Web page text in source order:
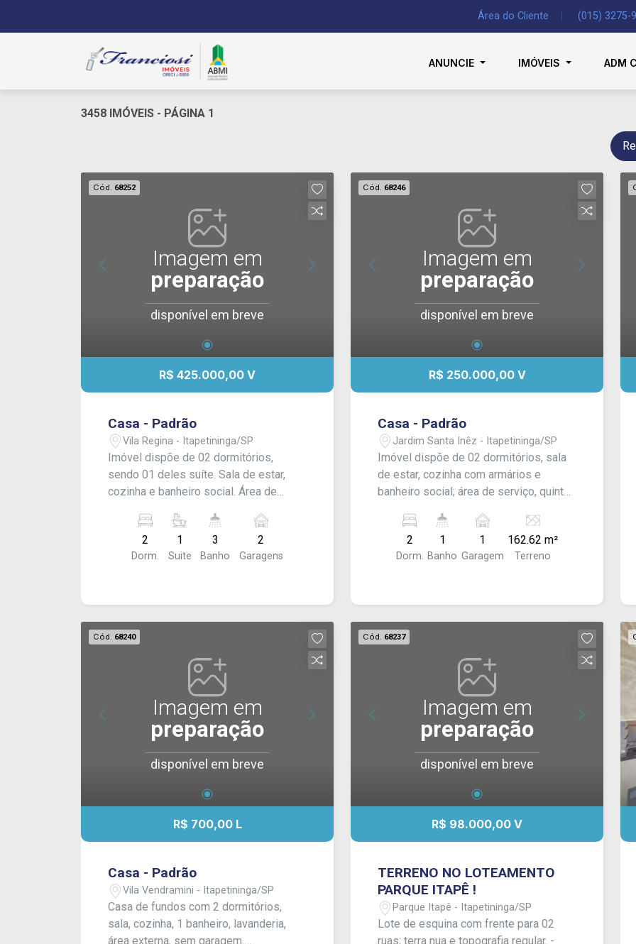
Área do Cliente (015) 3275-
ANUNCIE IMÓVEIS ADM
3458 IMÓVEIS - PÁGINA 1
Cód. 68252
Imagem em
preparação
disponível em breve
R$ 425.000,00 V
Casa - Padrão
Vila Regina - Itapetininga/SP
Imóvel dispõe de 02 dormitórios,
sendo 01 deles suíte. Sala de estar,
cozinha e banheiro social. Área de
garagem para 02 carros. Acabamento:
Laje e piso frio. - Aceita financiamento.
CONSULTE-NOS !
2
Dorm.
1
Suite
3
Banho
2
Garagens
Cód. 68246
Imagem em
preparação
disponível em breve
R$ 250.000,00 V
Casa - Padrão
Jardim Santa Inêz - Itapetininga/SP
Imóvel dispõe de 02 dormitórios, sala
de estar, cozinha com armários e
banheiro social; área de serviço, quintal
NOS !
2
Dorm.
1
Banho
1
Garagem
162.62 m²
Terreno
Cód. 68240
Imagem em
preparação
disponível em breve
R$ 700,00 L
Casa - Padrão
Vila Vendramini - Itapetininga/SP
Casa de fundos com 2 dormitórios,
sala, cozinha, 1 banheiro, lavanderia,
área externa, sem garagem.
Cód. 68237
Imagem em
preparação
disponível em breve
R$ 98.000,00 V
TERRENO NO LOTEAMENTO
PARQUE ITAPÊ !
Parque Itapê - Itapetininga/SP
Lote de esquina com frente para 02
ruas; terra nua e topografia regular. -